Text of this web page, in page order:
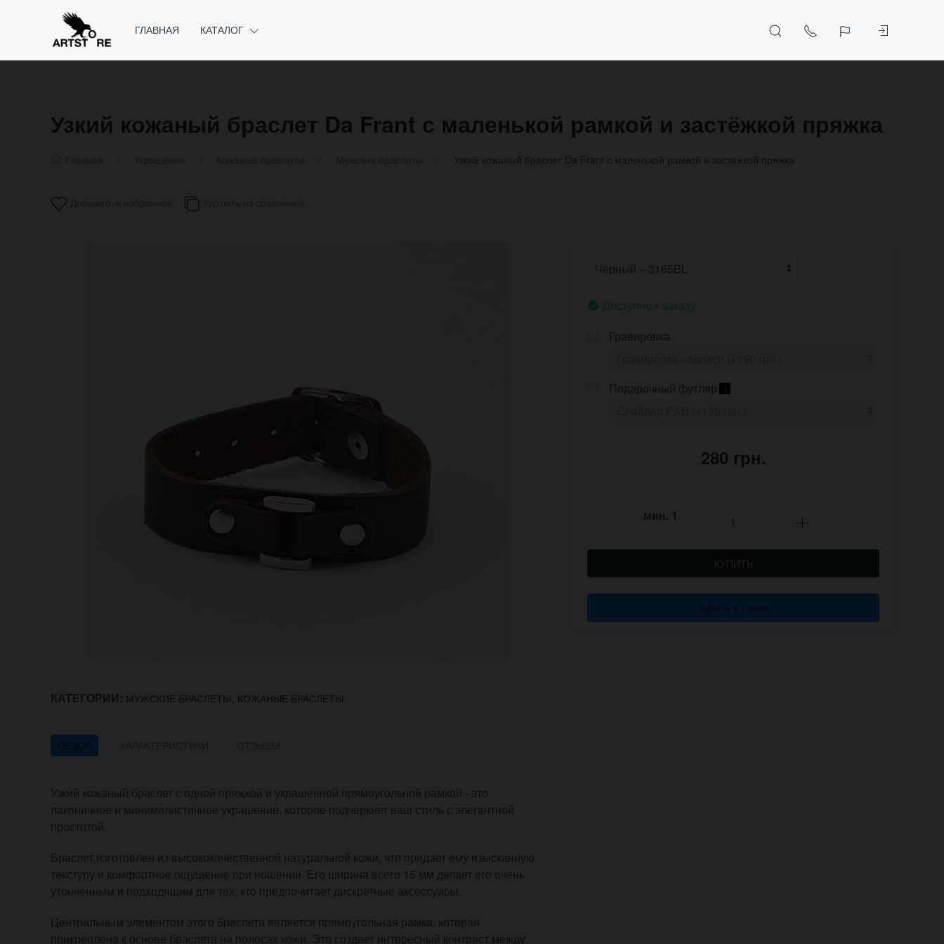
ГЛАВНАЯ КАТАЛОГ
Узкий кожаный браслет Da Frant с маленькой рамкой и застёжкой пряжка
Узкий кожаный браслет Da Frant с маленькой рамкой и застёжкой пряжка
КАТЕГОРИИ: МУЖСКИЕ БРАСЛЕТЫ, КОЖАНЫЕ БРАСЛЕТЫ
ОБЗОР
Узкий кожаный браслет с одной пряжкой и украшенной прямоугольной рамкой - это
лаконичное и минималистичное украшение, которое подчеркнет ваш стиль с элегантной
простотой.
Браслет изготовлен из высококачественной натуральной кожи, что придает ему изысканную
текстуру и комфортное ощущение при ношении. Его ширина всего 15 мм делает его очень
утонченным и подходящим для тех, кто предпочитает дискретные аксессуары.
Центральным элементом этого браслета является прямоугольная рамка, которая
прикреплена к основе браслета на полосах кожи. Это создает интересный контраст между
Доступно к заказу
Гравировка
Подарочный футляр i
280 грн.
мин. 1
КУПИТЬ
Купить в 1 клик